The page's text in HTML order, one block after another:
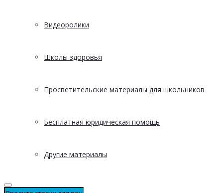
Видеоролики
Школы здоровья
Просветительские материалы для школьников
Бесплатная юридическая помощь
Другие материалы